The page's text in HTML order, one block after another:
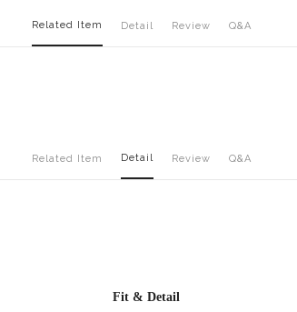
Related Item Detail Review Q&A
Related Item Detail Review Q&A
Fit & Detail